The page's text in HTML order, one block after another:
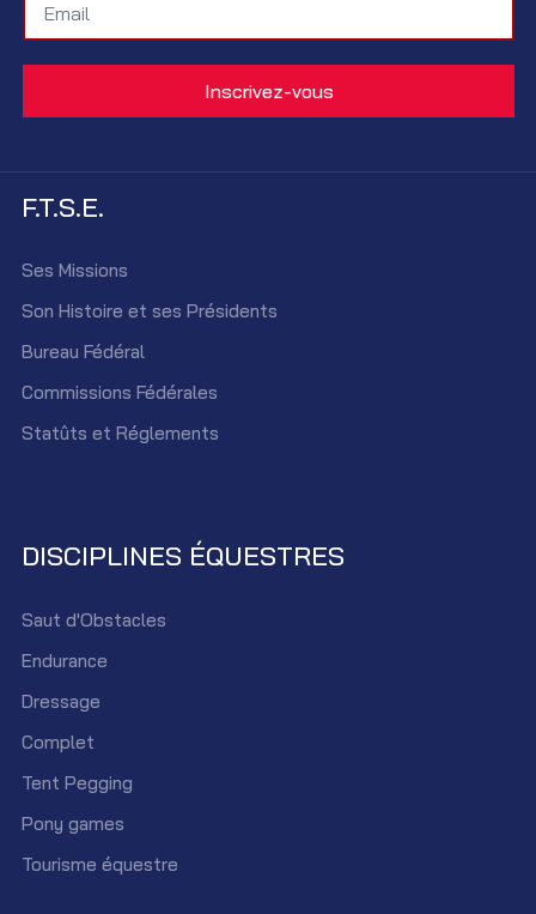
F.T.S.E.
Ses Missions
Son Histoire et ses Présidents
Bureau Fédéral
Commissions Fédérales
Statûts et Réglements
DISCIPLINES ÉQUESTRES
Saut d'Obstacles
Endurance
Dressage
Complet
Tent Pegging
Pony games
Tourisme équestre